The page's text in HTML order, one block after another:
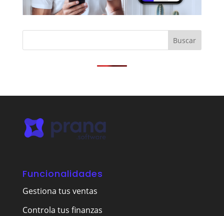
Buscar
Funcionalidades
Gestiona tus ventas
Controla tus finanzas